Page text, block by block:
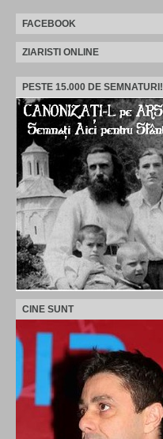
FACEBOOK
ZIARISTI ONLINE
PESTE 15.000 DE SEMNATURI!
CINE SUNT